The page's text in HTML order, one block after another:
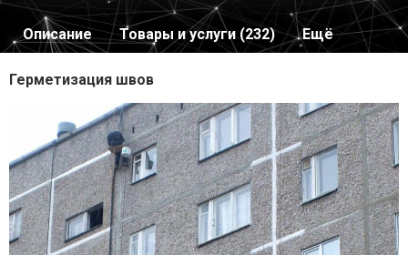
Описание Товары и услуги (232) Ещё
Герметизация швов